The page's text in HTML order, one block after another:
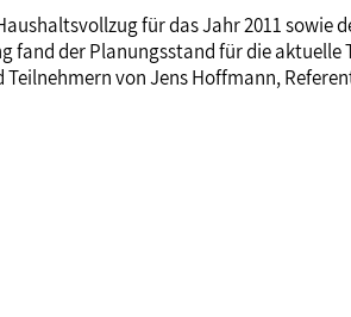
für das Jahr 2011 sowie
fand der Planungsstand für die
Teilnehmern von Jens Hoffmann,